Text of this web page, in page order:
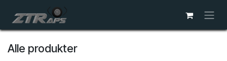
Alle produkter